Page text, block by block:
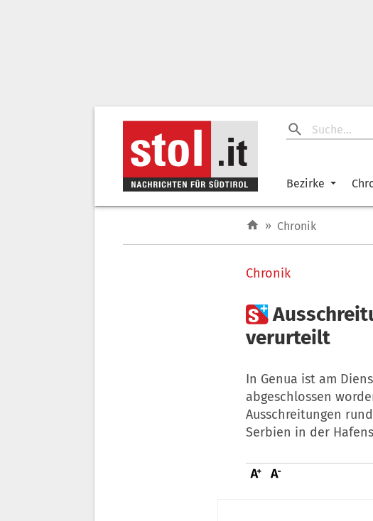
Bezirke
» Chronik
Chronik

verurteilt
In Genua ist am
abgeschlossen
Ausschreitungen
Serbien in der